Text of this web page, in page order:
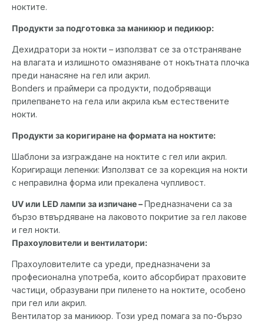
ноктите.
Продукти за подготовка за маникюр и педикюр:
Дехидратори за нокти – използват се за отстраняване
на влагата и излишното омазняване от нокътната плочка
преди нанасяне на гел или акрил.
Bonders и праймери са продукти, подобряващи
прилепването на гела или акрила към естествените
нокти.
Продукти за коригиране на формата на ноктите:
Шаблони за изграждане на ноктите с гел или акрил.
Коригиращи лепенки: Използват се за корекция на нокти
с неправилна форма или прекалена чупливост.
UV или LED лампи за изпичане –Предназначени са за
бързо втвърдяване на лаковото покритие за гел лакове
и гел нокти.
Прахоуловители и вентилатори:
Прахоуловителите са уреди, предназначени за
професионална употреба, които абсорбират праховите
частици, образувани при пиленето на ноктите, особено
при гел или акрил.
Вентилатор за маникюр. Този уред помага за по-бързо